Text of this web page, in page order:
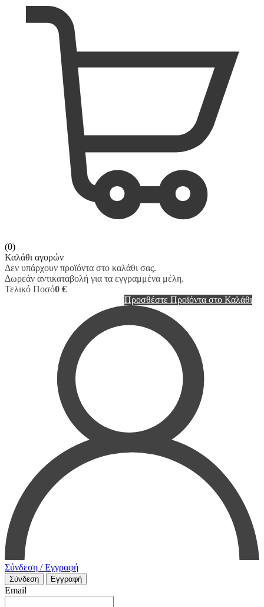
(0)
Καλάθι αγορών
Δεν υπάρχουν προϊόντα στο καλάθι σας.
Δωρεάν αντικαταβολή για τα εγγραμμένα μέλη.
Τελικό Ποσό0 €
Προσθέστε Προϊόντα στο Καλάθι
Σύνδεση / Εγγραφή
Σύνδεση Εγγραφή
Email